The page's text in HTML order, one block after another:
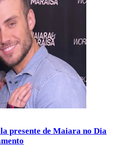
presente de Maiara no Dia